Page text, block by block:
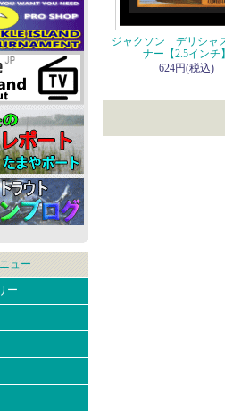
ュー
ー
ジャクソン デリシャ
ナー【2.5インチ
624円(税込)